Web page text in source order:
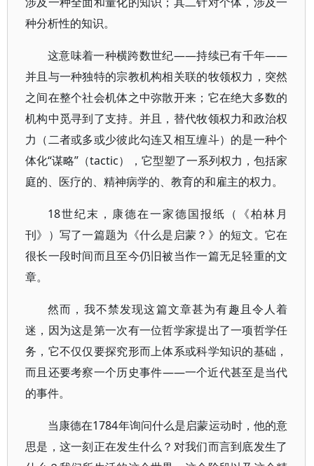
种分析性的知识。
这意味着一种横跨数世纪——持续已有千年——
并且与一种独特的宗教机构相关联的牧领权力，突然
之间在整个社会机体之中弥散开来；它在绝大多数的
机构中觅寻到了支持。并且，替代牧领权力和政治权
力（二者或多或少彼此勾连又相互缠斗）的是一种个
体化“谋略”（tactic），它型塑了一系列权力，包括家
庭的、医疗的、精神病学的、教育的和雇主的权力。
18世纪末，康德在一家德国报纸（《柏林月
刊》）写了一篇题为《什么是启蒙？》的短文。它在
很长一段时间而且至今仍旧被当作一篇无足轻重的文
章。
然而，我不禁发现这篇文章甚为有趣且令人着
迷，因为这是第一次有一位哲学家提出了一项哲学任
务，它不仅仅要探究形而上体系或科学知识的基础，
而且还要考察一个历史事件——一个近代甚至是当代
的事件。
当康德在1784年询问什么是启蒙运动时，他的意
思是，这一刻正在发生什么？对我们而言到底发生了